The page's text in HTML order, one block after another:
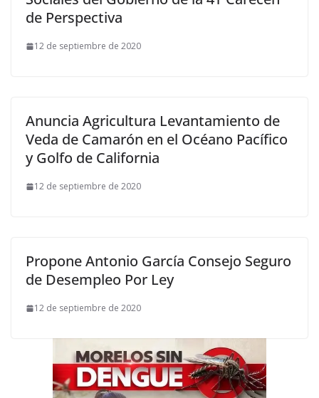
de Perspectiva
12 de septiembre de 2020
Anuncia Agricultura Levantamiento de
Veda de Camarón en el Océano Pacífico
y Golfo de California
12 de septiembre de 2020
Propone Antonio García Consejo Seguro
de Desempleo Por Ley
12 de septiembre de 2020